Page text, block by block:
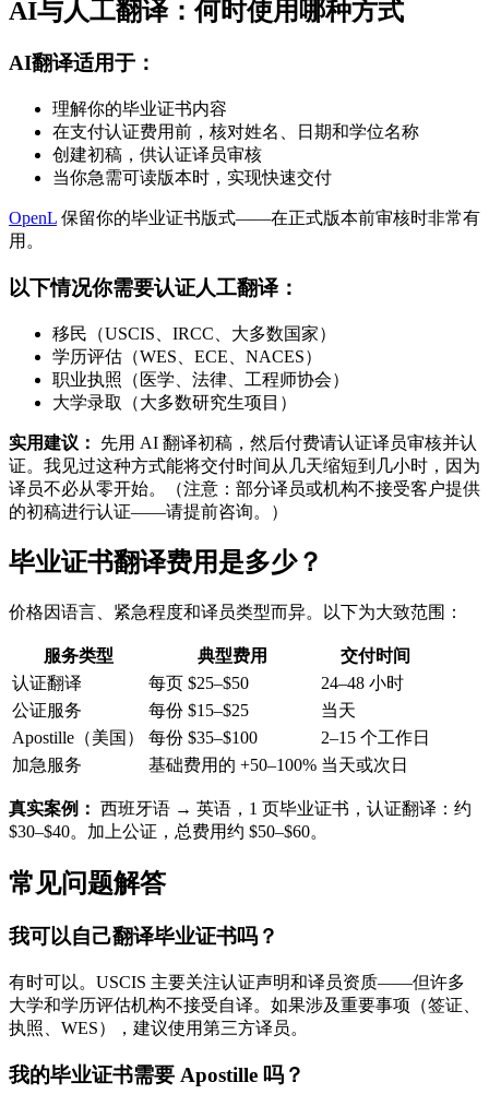
AI与人工翻译：何时使用哪种方式
AI翻译适用于：
理解你的毕业证书内容
在支付认证费用前，核对姓名、日期和学位名称
创建初稿，供认证译员审核
当你急需可读版本时，实现快速交付
OpenL 保留你的毕业证书版式——在正式版本前审核时非常有
用。
以下情况你需要认证人工翻译：
移民（USCIS、IRCC、大多数国家）
学历评估（WES、ECE、NACES）
职业执照（医学、法律、工程师协会）
大学录取（大多数研究生项目）
实用建议：
先用 AI 翻译初稿，然后付费请认证译员审核并认
证。我见过这种方式能将交付时间从几天缩短到几小时，因为
译员不必从零开始。（注意：部分译员或机构不接受客户提供
的初稿进行认证——请提前咨询。）
毕业证书翻译费用是多少？
价格因语言、紧急程度和译员类型而异。以下为大致范围：
服务类型 典型费用
交付时间
认证翻译
每页 $25–$50
24–48 小时
公证服务
每份 $15–$25
当天
Apostille（美国）
每份 $35–$100
2–15 个工作日
加急服务
基础费用的 +50–100% 当天或次日
真实案例： 西班牙语 → 英语，1 页毕业证书，认证翻译：约
$30–$40。加上公证，总费用约 $50–$60。
常见问题解答
我可以自己翻译毕业证书吗？
有时可以。USCIS 主要关注认证声明和译员资质——但许多
大学和学历评估机构不接受自译。如果涉及重要事项（签证、
执照、WES），建议使用第三方译员。
我的毕业证书需要 Apostille 吗？